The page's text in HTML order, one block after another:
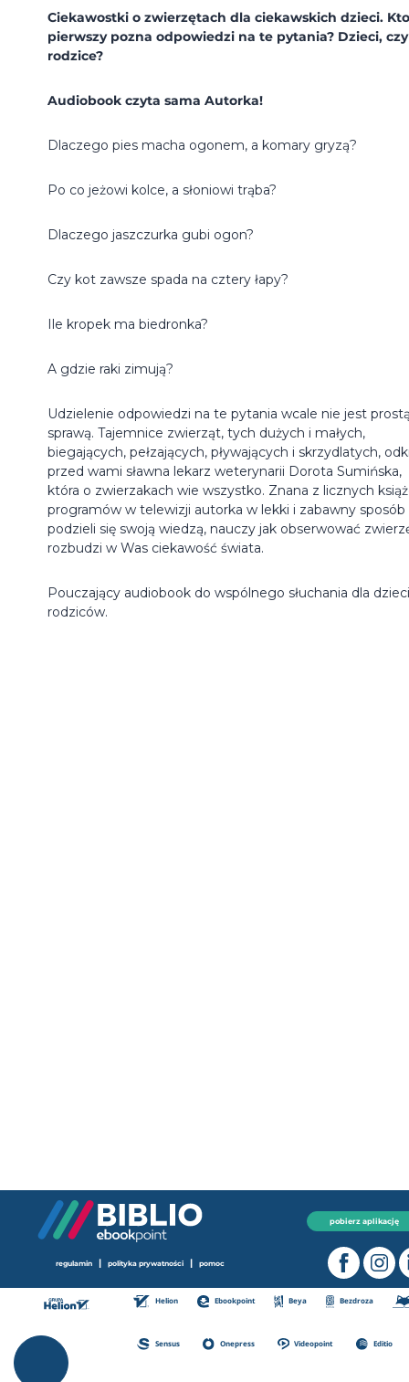
Ciekawostki o zwierzętach dla ciekawskich dzieci. Kto
pierwszy pozna odpowiedzi na te pytania? Dzieci, czy
rodzice?
Audiobook czyta sama Autorka!
Dlaczego pies macha ogonem, a komary gryzą?
Po co jeżowi kolce, a słoniowi trąba?
Dlaczego jaszczurka gubi ogon?
Czy kot zawsze spada na cztery łapy?
Ile kropek ma biedronka?
A gdzie raki zimują?
Udzielenie odpowiedzi na te pytania wcale nie jest
sprawą. Tajemnice zwierząt, tych dużych i małych,
biegających, pełzających, pływających i skrzydlatych,
przed wami sławna lekarz weterynarii Dorota Sumińska,
która o zwierzakach wie wszystko. Znana z licznych
programów w telewizji autorka w lekki i zabawny sposób
podzieli się swoją wiedzą, nauczy jak obserwować
rozbudzi w Was ciekawość świata.
Pouczający audiobook do wspólnego słuchania dla
rodziców.
pobierz aplikację
regulamin | polityka prywatności | pomoc
Helion Ebookpoint Beya Bezdroza
Sensus Onepress Videopoint Editio